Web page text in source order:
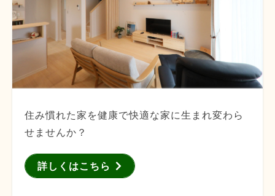
住み慣れた家を健康で快適な家に生まれ変わら
せませんか？
詳しくはこちら